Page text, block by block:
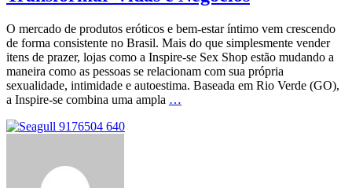
O mercado de produtos eróticos e bem-estar íntimo vem crescendo
de forma consistente no Brasil. Mais do que simplesmente vender
itens de prazer, lojas como a Inspire-se Sex Shop estão mudando a
maneira como as pessoas se relacionam com sua própria
sexualidade, intimidade e autoestima. Baseada em Rio Verde (GO),
a Inspire-se combina uma ampla …